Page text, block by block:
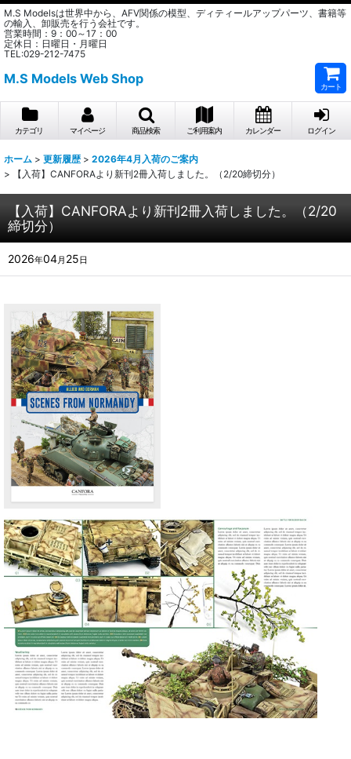
M.S Modelsは世界中から、AFV関係の模型、ディティールアップパーツ、書籍等
の輸入、卸販売を行う会社です。
営業時間：9：00～17：00
定休日：日曜日・月曜日
TEL:029-212-7475
M.S Models Web Shop
カート
カテゴリ マイページ 商品検索 ご利用案内 カレンダー ログイン
ホーム > 更新履歴 > 2026年4月入荷のご案内
>
【入荷】CANFORAより新刊2冊入荷しました。（2/20締切分）
【入荷】CANFORAより新刊2冊入荷しました。（2/20
締切分）
2026年04月 25日